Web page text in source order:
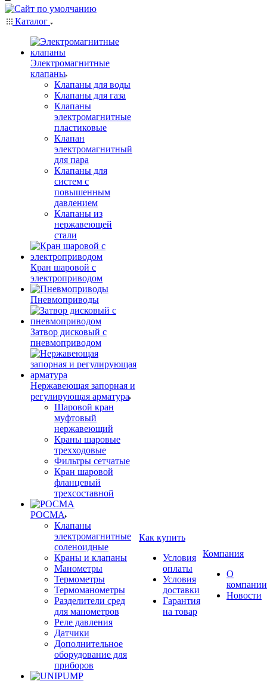
Каталог
Электромагнитные
клапаны
Клапаны для воды
Клапаны для газа
Клапаны
электромагнитные
пластиковые
Клапан
электромагнитный
для пара
Клапаны для
систем с
повышенным
давлением
Клапаны из
нержавеющей
стали
Кран шаровой с
электроприводом
Пневмоприводы
Затвор дисковый с
пневмоприводом
Нержавеющая запорная и
регулирующая арматура
Шаровой кран
муфтовый
нержавеющий
Краны шаровые
трехходовые
Фильтры сетчатые
Кран шаровой
фланцевый
трехсоставной
РОСМА
Клапаны
электромагнитные
соленоидные
Краны и клапаны
Манометры
Термометры
Термоманометры
Разделители сред
для манометров
Реле давления
Датчики
Дополнительное
оборудование для
приборов
Как купить
Условия
оплаты
Условия
доставки
Гарантия
на товар
Компания
О
компании
Новости